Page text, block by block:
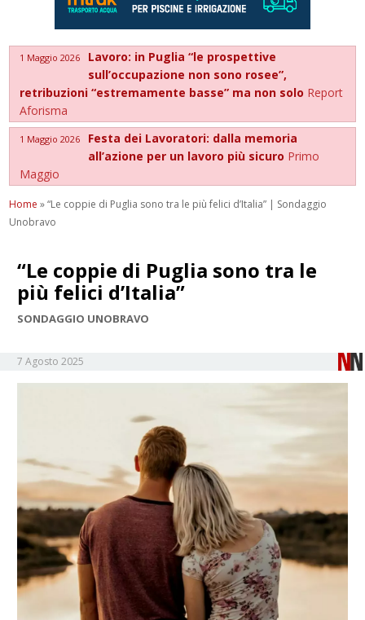
1 Maggio 2026
Lavoro: in Puglia “le prospettive
sull’occupazione non sono rosee”,
retribuzioni “estremamente basse” ma non solo Report
Aforisma
1 Maggio 2026
Festa dei Lavoratori: dalla memoria
all’azione per un lavoro più sicuro Primo
Maggio
Home »“Le coppie di Puglia sono tra le più felici d’Italia” | Sondaggio
Unobravo
“Le coppie di Puglia sono tra le
più felici d’Italia”
SONDAGGIO UNOBRAVO
7 Agosto 2025